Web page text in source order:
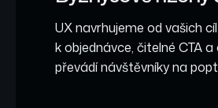
UX navrhujeme od vašich
k objednávce, čitelné CTA
převádí návštěvníky na